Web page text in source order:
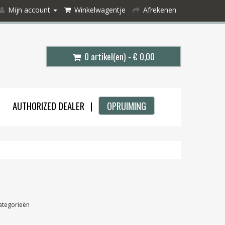
Mijn account Winkelwagentje Afrekenen
0 artikel(en) - € 0,00
AUTHORIZED DEALER | OPRUIMING